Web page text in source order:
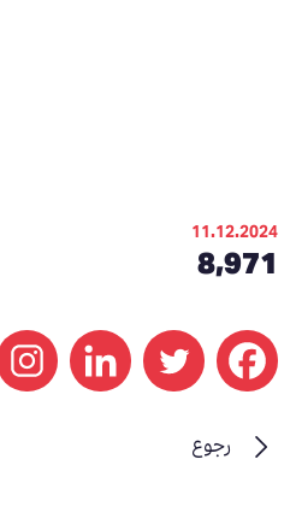
11.12.2024
8,971
رجوع